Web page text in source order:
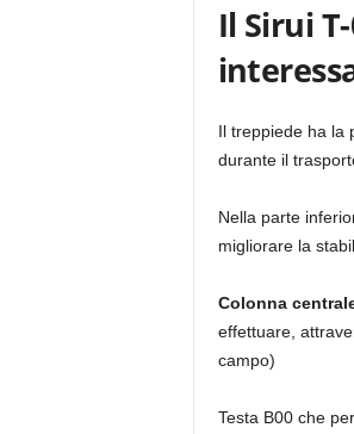
Il Sirui
Il treppiede ha la
durante il
Nella parte
migliorare la
Colonna
effettuare,
campo)
Testa B00 che